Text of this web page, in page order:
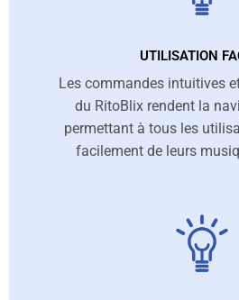
UTILISATION
Les commandes intuitives
du RitoBlix rendent la
permettant à tous les
facilement de leurs